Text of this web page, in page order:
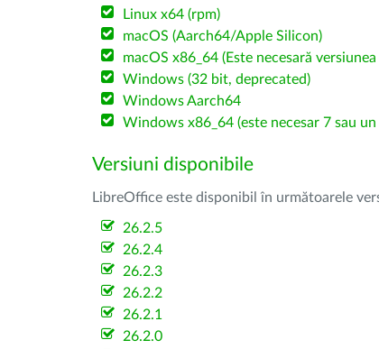
Linux x64 (rpm)
macOS (Aarch64/Apple Silicon)
macOS x86_64 (Este necesară
Windows (32 bit, deprecated)
Windows Aarch64
Windows x86_64 (este necesar 7 sau
Versiuni disponibile
LibreOffice este disponibil în următoarele
26.2.5
26.2.4
26.2.3
26.2.2
26.2.1
26.2.0